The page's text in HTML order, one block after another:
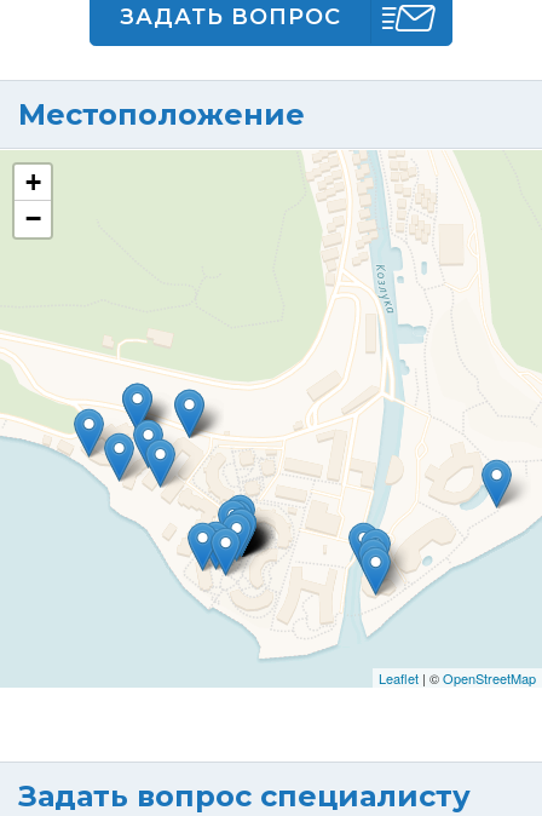
ЗАДАТЬ ВОПРОС
Местоположение
+
−
Leaflet | ©OpenStreetMap
Задать вопрос специалисту